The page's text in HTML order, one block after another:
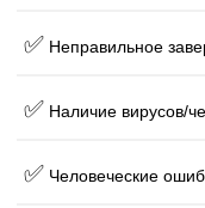
✅ Неправильное
✅ Наличие вирусов/
✅ Человеческие